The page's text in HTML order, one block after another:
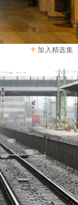
加入精选集